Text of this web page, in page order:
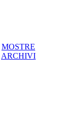
MOSTRE
ARCHIVI